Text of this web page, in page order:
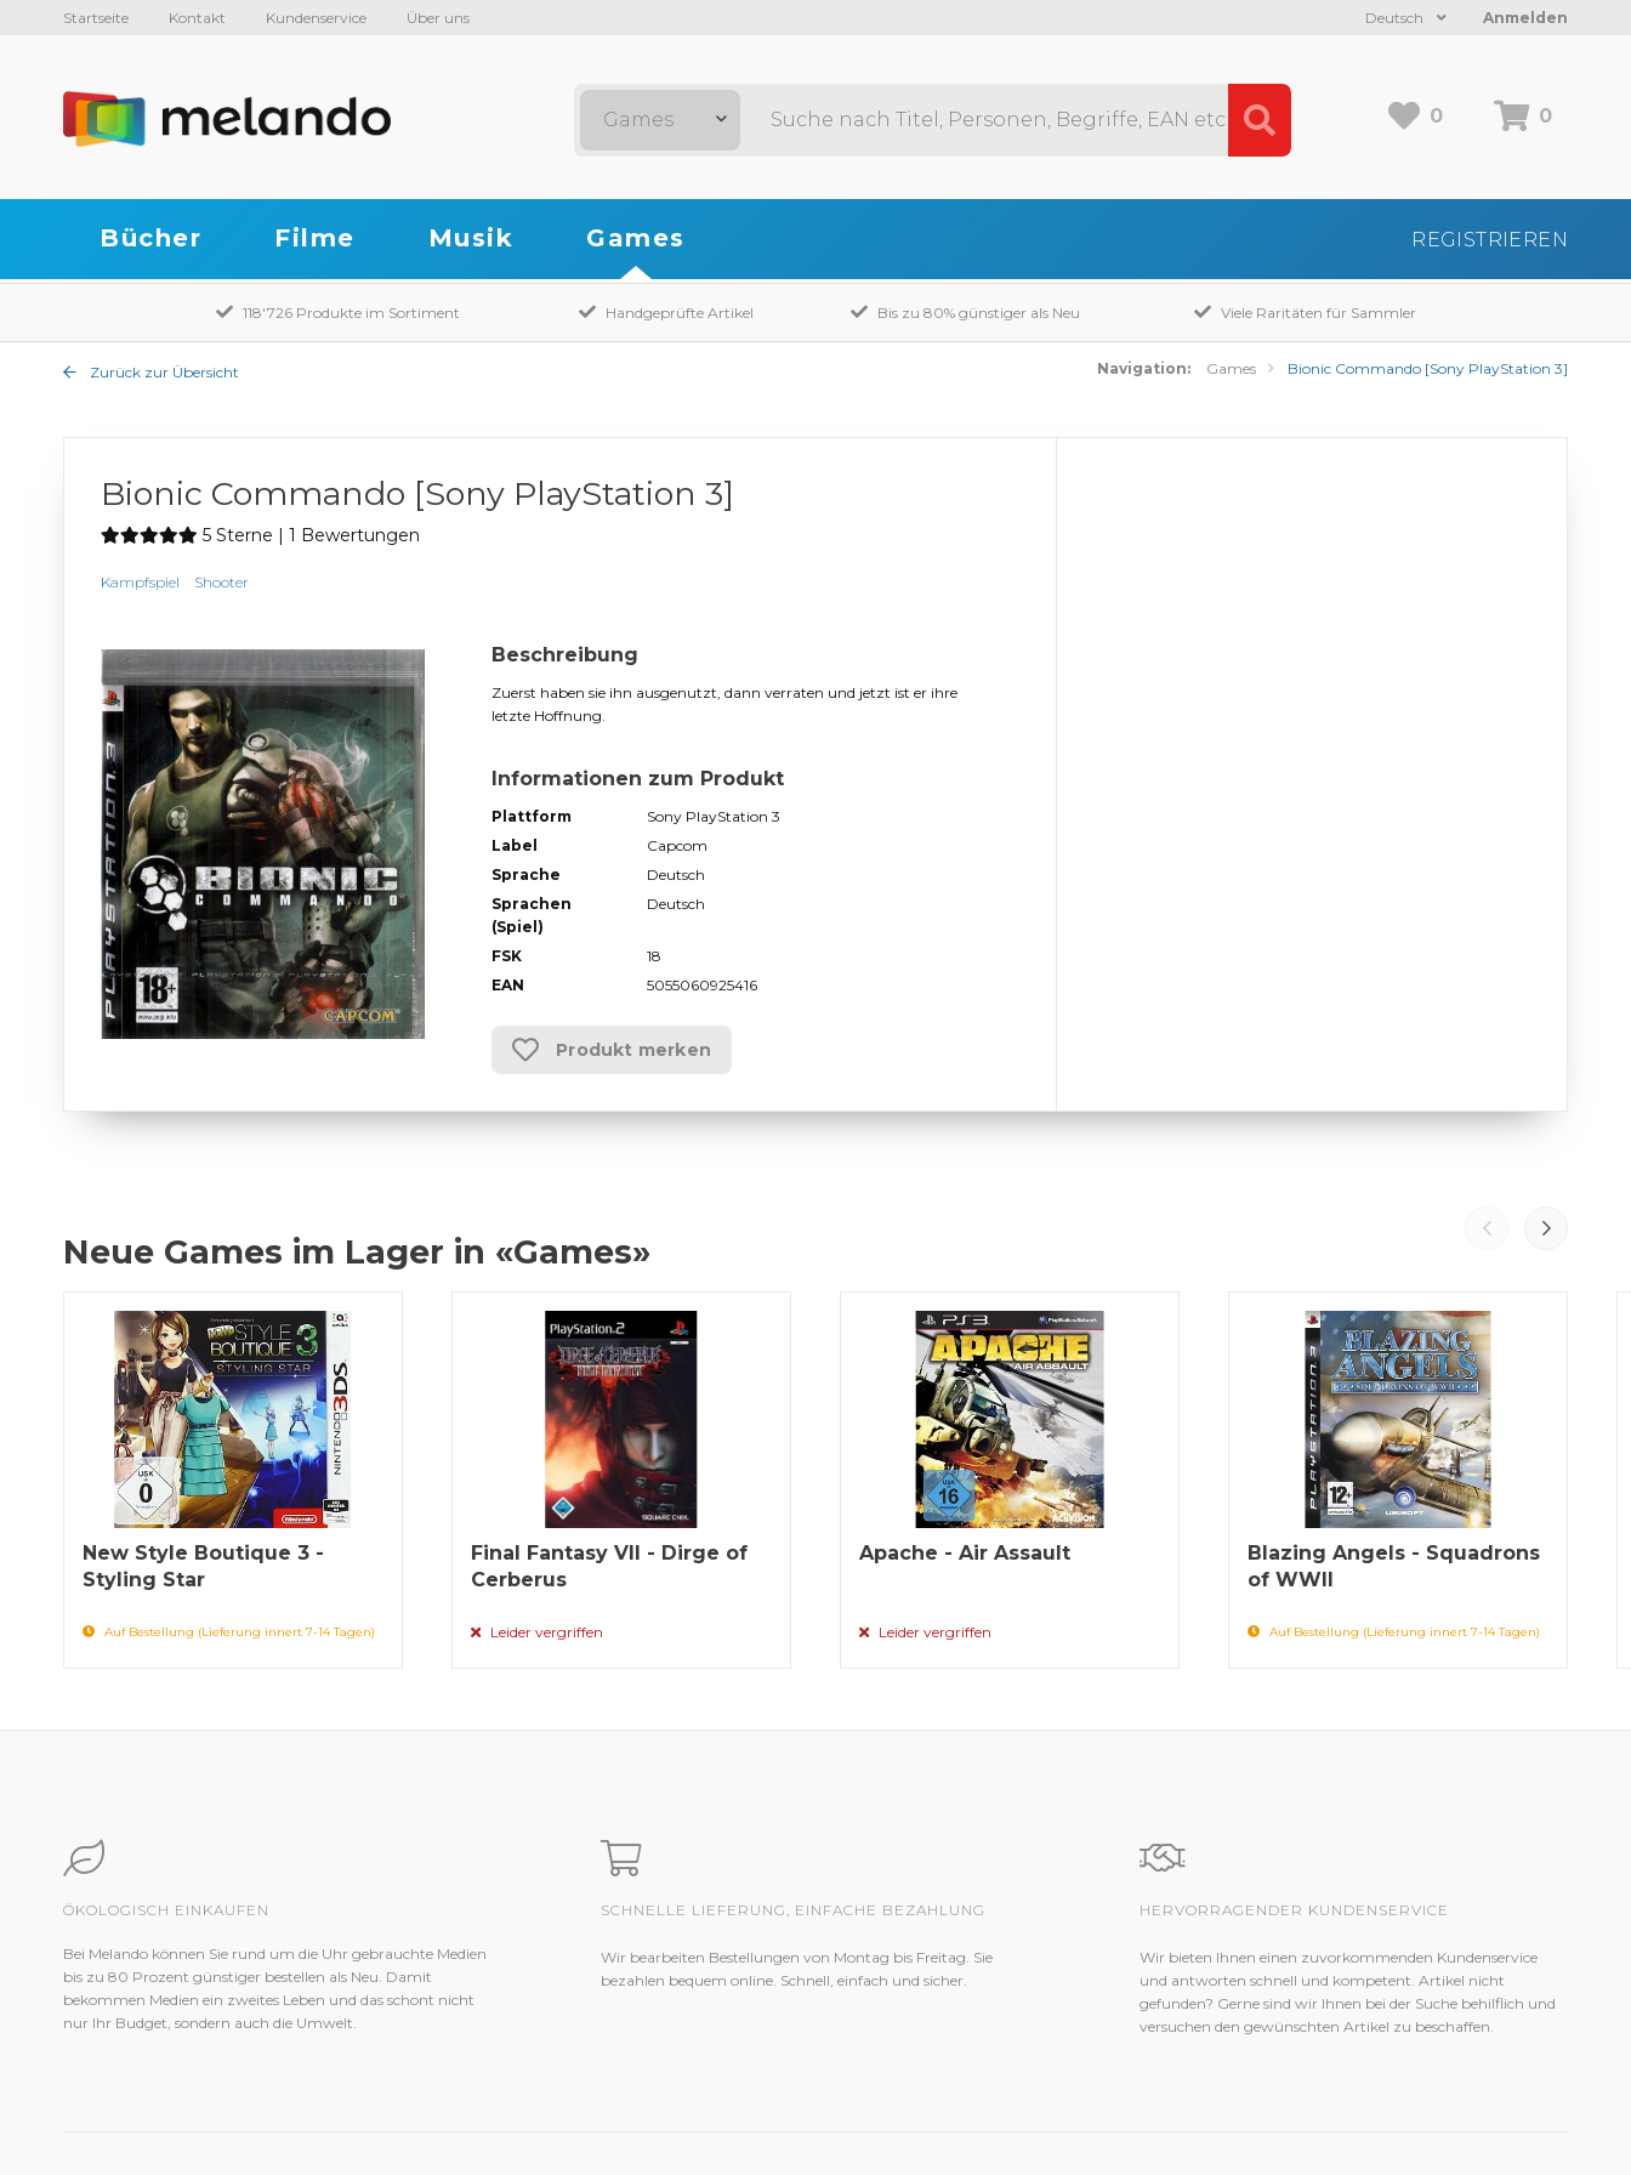
Startseite Kontakt Kundenservice Über uns Anmelden
Deutsch
0 0
Games
Bücher Filme Musik Games REGISTRIEREN
118'726 Produkte im Sortiment Handgeprüfte Artikel Bis zu 80% günstiger als Neu Viele Raritäten für Sammler
Zurück zur Übersicht Navigation: Games Bionic Commando [Sony PlayStation 3]
Bionic Commando [Sony PlayStation 3]
5 Sterne | 1 Bewertungen
Kampfspiel Shooter
Beschreibung
Zuerst haben sie ihn ausgenutzt, dann verraten und jetzt ist er ihre
letzte Hoffnung.
Informationen zum Produkt
Plattform
Sony PlayStation 3
Label
Capcom
Sprache
Deutsch
Sprachen
(Spiel)
Deutsch
FSK
18
EAN
5055060925416
Produkt merken
Neue Games im Lager in «Games»
New Style Boutique 3 -
Styling Star
Auf Bestellung (Lieferung innert 7-14 Tagen)
Final Fantasy VII - Dirge of
Cerberus
Leider vergriffen
Apache - Air Assault
Leider vergriffen
Blazing Angels - Squadrons
of WWII
Auf Bestellung (Lieferung innert 7-14 Tagen)
ÖKOLOGISCH EINKAUFEN
Bei Melando können Sie rund um die Uhr gebrauchte Medien
bis zu 80 Prozent günstiger bestellen als Neu. Damit
bekommen Medien ein zweites Leben und das schont nicht
nur Ihr Budget, sondern auch die Umwelt.
SCHNELLE LIEFERUNG, EINFACHE BEZAHLUNG
Wir bearbeiten Bestellungen von Montag bis Freitag. Sie
bezahlen bequem online. Schnell, einfach und sicher.
HERVORRAGENDER KUNDENSERVICE
Wir bieten Ihnen einen zuvorkommenden Kundenservice
und antworten schnell und kompetent. Artikel nicht
gefunden? Gerne sind wir Ihnen bei der Suche behilflich und
versuchen den gewünschten Artikel zu beschaffen.